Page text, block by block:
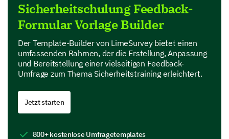
Trainer's Competency and Delivery
We would like to hear your views about the Trainer's
competence and method of delivery
Please rate our trainer based on Knowledge
about the topic and Communicative
Sicherheitschulung Feedback-
Formular Vorlage Builder
Der Template-Builder von LimeSurvey bietet einen
umfassenden Rahmen, der die Erstellung, Anpassung
und Bereitstellung einer vielseitigen Feedback-
Umfrage zum Thema Sicherheitstraining erleichtert.
Jetzt starten
800+ kostenlose Umfragetemplates